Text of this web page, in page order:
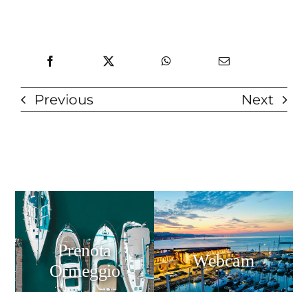
Previous Next
Prenota
Ormeggio
Webcam